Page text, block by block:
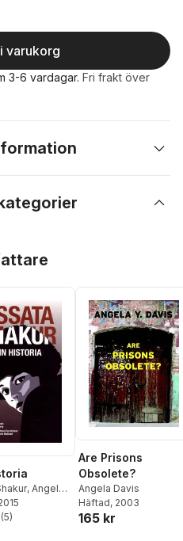
varukorg
3-6 vardagar. Fri frakt över
, Angela
stjärnor. Totalt antal röster:
(5)
Are Prisons
Obsolete?
Angela Davis
Häftad, 2003
165 kr